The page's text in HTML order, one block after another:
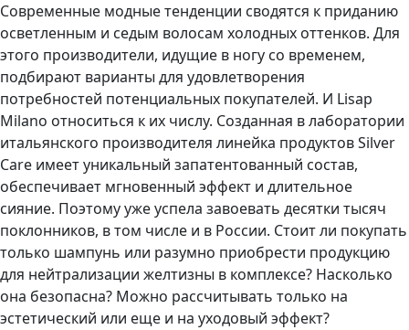
Современные модные тенденции сводятся к приданию
осветленным и седым волосам холодных оттенков. Для
этого производители, идущие в ногу со временем,
подбирают варианты для удовлетворения
потребностей потенциальных покупателей. И Lisap
Milano относиться к их числу. Созданная в лаборатории
итальянского производителя линейка продуктов Silver
Care имеет уникальный запатентованный состав,
обеспечивает мгновенный эффект и длительное
сияние. Поэтому уже успела завоевать десятки тысяч
поклонников, в том числе и в России. Стоит ли покупать
только шампунь или разумно приобрести продукцию
для нейтрализации желтизны в комплексе? Насколько
она безопасна? Можно рассчитывать только на
эстетический или еще и на уходовый эффект?